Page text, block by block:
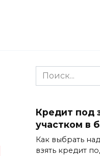
Search
for:
Кредит под
участком в
Как выбрать
взять кредит